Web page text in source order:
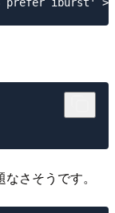
さそうです。